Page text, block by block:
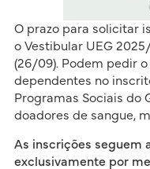
O prazo para solicitar
o Vestibular UEG
(26/09). Podem pedir
dependentes no
Programas Sociais do
doadores de sangue,
As inscrições seguem
exclusivamente por